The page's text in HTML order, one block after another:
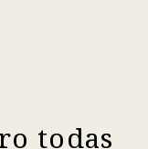
todas